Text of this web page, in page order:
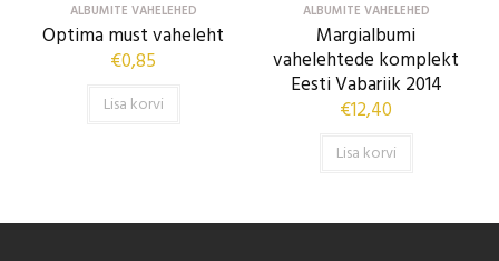
ALBUMITE VAHELEHED
Optima must vaheleht
€0,85
Lisa korvi
ALBUMITE VAHELEHED
Margialbumi
vahelehtede komplekt
Eesti Vabariik 2014
€12,40
Lisa korvi